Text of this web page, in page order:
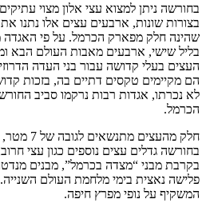
בחורשה ניתן למצוא עצי אלון מצוי
בצורות שונות, ארבעים עצים אלו נתנו
שהינה חלק מפארק הכרמל. על פי
בליל שישי, ארבעים מאבות העולם הבא
העצים בעלי קדושה עבור בני העדה
הם מקיימים טקסים דתיים בה, בזכות
לא נכרתו, אגדות רבות נרקמו סביב
הכרמל.
חלק
בחורשה גדלים עצים נוספים כגון עצי
בקרבת מבני “מצדה בכרמל”, מבנים
פלישה נאצית בימי מלחמת העולם
המשקיף על נופי מפרץ חיפה.